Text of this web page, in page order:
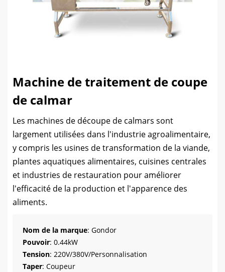
Machine de traitement de coupe
de calmar
Les machines de découpe de calmars sont
largement utilisées dans l'industrie agroalimentaire,
y compris les usines de transformation de la viande,
plantes aquatiques alimentaires, cuisines centrales
et industries de restauration pour améliorer
l'efficacité de la production et l'apparence des
aliments.
Nom de la marque: Gondor
Pouvoir: 0.44kW
Tension: 220V/380V/Personnalisation
Taper: Coupeur